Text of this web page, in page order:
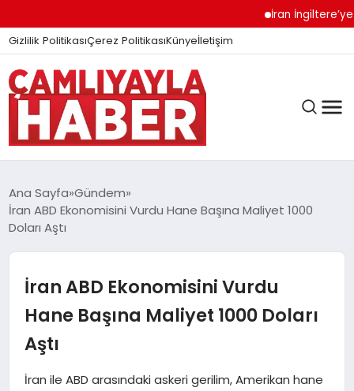
İran İngiltere’ye Sert
Gizlilik PolitikasıÇerez PolitikasıKünyeİletişim
GÜNDEM
DÜNYA
EĞITIM
Ana Sayfa Gündem
İran ABD Ekonomisini Vurdu Hane Başına Maliyet 1000
Doları Aştı
İran ABD Ekonomisini Vurdu
Hane Başına Maliyet 1000 Doları
Aştı
İran ile ABD arasındaki askeri gerilim, Amerikan hane